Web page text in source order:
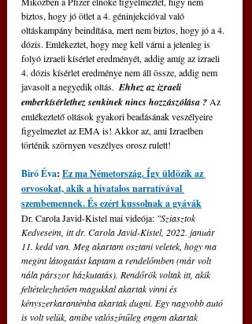
biztos, hogy jó ötlet a 4. géninjekcióval való
oltáskampány beindítása, mert nem biztos, hogy jó a 4.
dózis. Emlékeztet, hogy meg kell várni a jelenleg is
folyó izraeli kísérlet eredményét, addig amíg az izraeli
4. dózis kísérlet eredménye nem áll össze, addig nem
javasolt a negyedik oltás. Ehhez az izraeli
emberkísérlethez senkinek nincs hozzászólása ? Az
emlékeztető oltások gyakori beadásának veszélyeire
figyelmeztet az EMA is! Akkor az, ami Izraelben
történik szörnyen veszélyes orosz rulett!
Biró Éva: Ez ma Németország. Így üldözik az
orvosokat, akik a hivatalos narratívával
szembemennek. És ezért kussolnak a gyávák
Dr. Carola Javid-Kistel mai videója: "Sziasztok
Kedveseim, itt dr. Carola Javid-Kistel, 2022. január
11. kedd van. Meg akartam osztani veletek, hogy ma
megint látogatást kaptam a rendelőmben (már volt
nála párszor házkutatás). Rendőrök voltak itt, akik
feltételezhetően magukkal akartak vinni és
kényszerkaranténba akartak dugni. Egy nagyobb autó
is volt velük, amibe valószínűleg engem akartak